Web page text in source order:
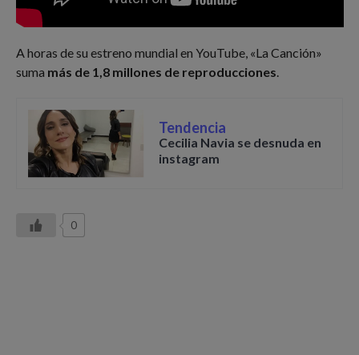
A horas de su estreno mundial en YouTube, «La Canción»
suma más de 1,8 millones de reproducciones.
Tendencia
Cecilia Navia se desnuda en
instagram
0